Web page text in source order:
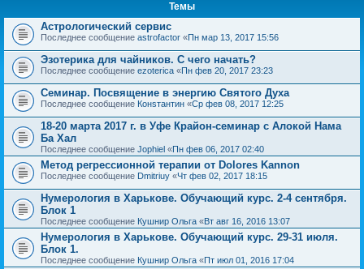
Темы
Астрологический сервис
Последнее сообщение astrofactor «Пн мар 13, 2017 15:56
Эзотерика для чайников. С чего начать?
Последнее сообщение ezoterica «Пн фев 20, 2017 23:23
Семинар. Посвящение в энергию Святого Духа
Последнее сообщение Конsтантин «Ср фев 08, 2017 12:25
18-20 марта 2017 г. в Уфе Крайон-семинар с Алокой Нама
Ба Хал
Последнее сообщение Jophiel «Пн фев 06, 2017 02:40
Метод регрессионной терапии от Dolores Kannon
Последнее сообщение Dmitriuy «Чт фев 02, 2017 18:15
Нумерология в Харькове. Обучающий курс. 2-4 сентября.
Блок 1
Последнее сообщение Кушнир Ольга «Вт авг 16, 2016 13:07
Нумерология в Харькове. Обучающий курс. 29-31 июля.
Блок 1.
Последнее сообщение Кушнир Ольга «Пт июл 01, 2016 17:04